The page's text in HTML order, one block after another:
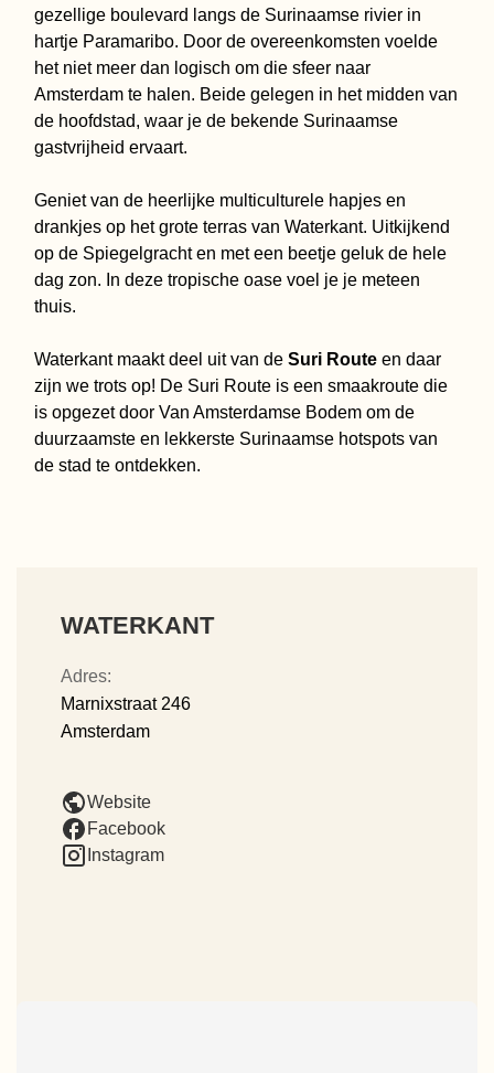
gezellige boulevard langs de Surinaamse rivier in
hartje Paramaribo. Door de overeenkomsten voelde
het niet meer dan logisch om die sfeer naar
Amsterdam te halen. Beide gelegen in het midden van
de hoofdstad, waar je de bekende Surinaamse
gastvrijheid ervaart.
Geniet van de heerlijke multiculturele hapjes en
drankjes op het grote terras van Waterkant. Uitkijkend
op de Spiegelgracht en met een beetje geluk de hele
dag zon. In deze tropische oase voel je je meteen
thuis.
Waterkant maakt deel uit van de Suri Route en daar
zijn we trots op! De Suri Route is een smaakroute die
is opgezet door Van Amsterdamse Bodem om de
duurzaamste en lekkerste Surinaamse hotspots van
de stad te ontdekken.
WATERKANT
Adres:
Marnixstraat 246
Amsterdam
Website
Facebook
Instagram